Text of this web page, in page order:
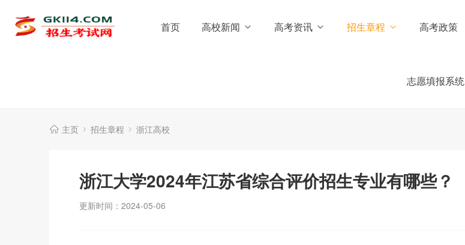
首页 高校新闻 高考资讯 招生章程 高考政策
志愿填报系统
主页 招生章程 浙江高校
浙江大学2024年江苏省综合评价招生专业有哪些？
更新时间：2024-05-06